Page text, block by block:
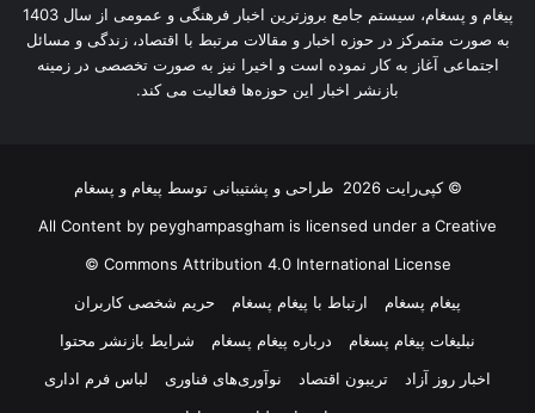
پیغام و پسغام، سیستم جامع بروزترین اخبار فرهنگی و عمومی از سال 1403
به صورت متمرکز در حوزه اخبار و مقالات مرتبط با اقتصاد، زندگی و مسائل
اجتماعی آغاز به کار نموده است و اخیرا نیز به صورت تخصصی در زمینه
بازنشر اخبار این حوزه‌ها فعالیت می کند.
© کپی‌رایت 2026 طراحی و پشتیبانی توسط پیغام و پسغام
All Content by peyghampasgham is licensed under a Creative
Commons Attribution 4.0 International License ©️
پیغام پسغام
ارتباط با پیغام پسغام
حریم شخصی کاربران
نبلیغات پیغام پسغام
درباره پیغام پسغام
شرایط بازنشر محتوا
اخبار روز آزاد
تریبون اقتصاد نوآوری‌های فناوری
لباس فرم اداری